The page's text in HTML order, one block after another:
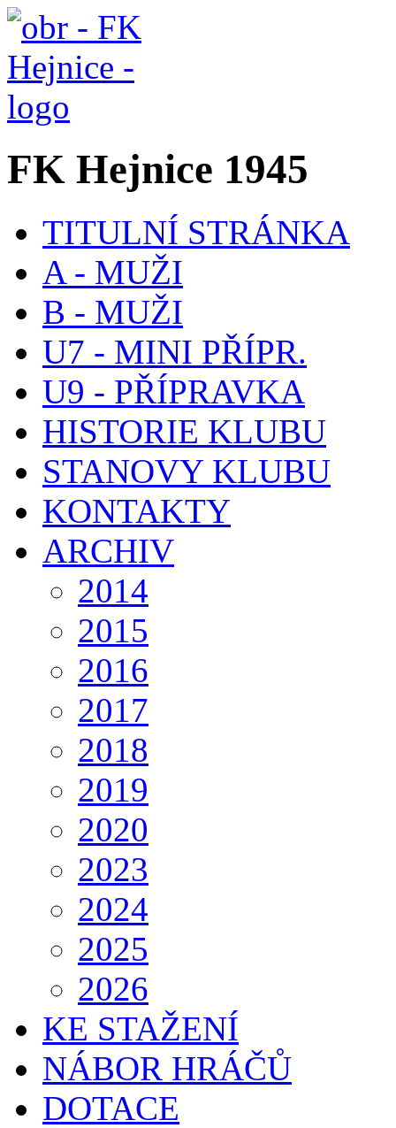
FK Hejnice 1945
TITULNÍ STRÁNKA
A - MUŽI
B - MUŽI
U7 - MINI PŘÍPR.
U9 - PŘÍPRAVKA
HISTORIE KLUBU
STANOVY KLUBU
KONTAKTY
ARCHIV
2014
2015
2016
2017
2018
2019
2020
2023
2024
2025
2026
KE STAŽENÍ
NÁBOR HRÁČŮ
DOTACE